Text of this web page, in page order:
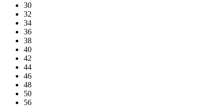
30
32
34
36
38
40
42
44
46
48
50
56